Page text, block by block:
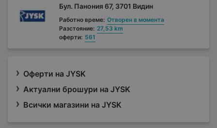
Бул. Панония 67, 3701 Видин
Работно време: Отворен в момента
Разстояние: 27,53 km
оферти: 561
Оферти на JYSK
Актуални брошури на JYSK
Всички магазини на JYSK